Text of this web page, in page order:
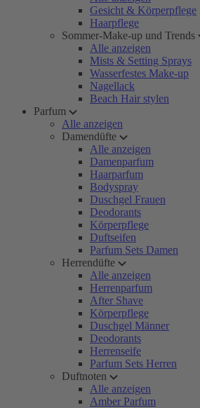
Gesicht & Körperpflege
Haarpflege
Sommer-Make-up und Trends
Alle anzeigen
Mists & Setting Sprays
Wasserfestes Make-up
Nagellack
Beach Hair stylen
Parfum
Alle anzeigen
Damendüfte
Alle anzeigen
Damenparfum
Haarparfum
Bodyspray
Duschgel Frauen
Deodorants
Körperpflege
Duftseifen
Parfum Sets Damen
Herrendüfte
Alle anzeigen
Herrenparfum
After Shave
Körperpflege
Duschgel Männer
Deodorants
Herrenseife
Parfum Sets Herren
Duftnoten
Alle anzeigen
Amber Parfum